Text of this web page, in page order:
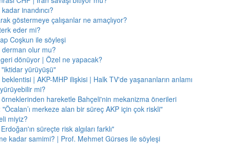
inandırıcı?
göstermeye çalışanlar ne amaçlıyor?
eder mi?
Coşkun ile söyleşi
derman olur mu?
geri dönüyor | Özel ne yapacak?
yürüyüşü"
| AKP-MHP ilişkisi | Halk TV'de yaşananların anlamı
mi?
hareketle Bahçeli'nin mekanizma önerileri
merkeze alan bir süreç AKP için çok riskli"
miyiz?
süreçte risk algıları farklı"
kadar samimi? | Prof. Mehmet Gürses ile söyleşi